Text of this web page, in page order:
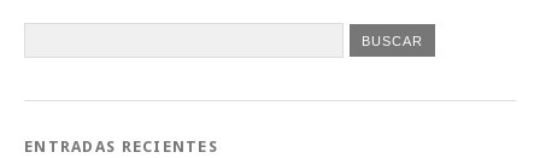
ENTRADAS RECIENTES